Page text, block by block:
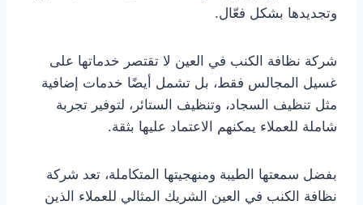
وتجديدها بشكل فعّال.
شركة نظافة الكنب في العين لا تقتصر خدماتها على
غسيل المجالس فقط، بل تشمل أيضًا خدمات إضافية
مثل تنظيف السجاد، وتنظيف الستائر، لتوفير تجربة
شاملة للعملاء يمكنهم الاعتماد عليها بثقة.
بفضل سمعتها الطيبة ومنهجيتها المتكاملة، تعد شركة
نظافة الكنب في العين الشريك المثالي للعملاء الذين